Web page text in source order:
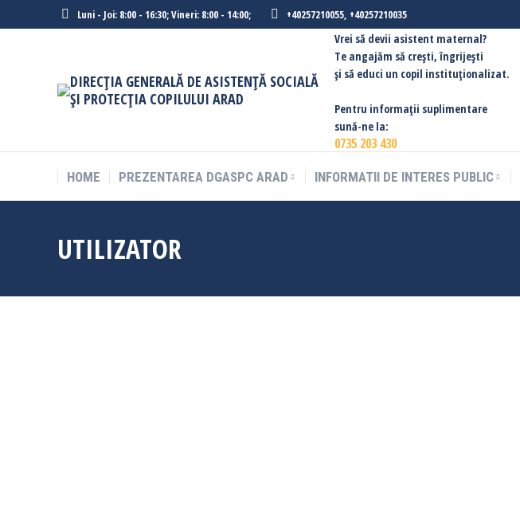
Luni - Joi: 8:00 - 16:30; Vineri: 8:00 - 14:00; +40257210055, +40257210035
DIRECȚIA GENERALĂ DE ASISTENȚĂ SOCIALĂ
ȘI PROTECȚIA COPILULUI ARAD
Vrei să devii asistent maternal?
Te angajăm să creşti, îngrijești
şi să educi un copil instituționalizat.
Pentru informații suplimentare
sună-ne la:
0735 203 430
HOME PREZENTAREA DGASPC ARAD INFORMATII DE INTERES PUBLIC
UTILIZATOR